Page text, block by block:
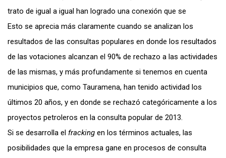
trato de igual a igual han logrado una conexión que se
Esto se aprecia más claramente cuando se analizan los
resultados de las consultas populares en donde los resultados
de las votaciones alcanzan el 90% de rechazo a las actividades
de las mismas, y más profundamente si tenemos en cuenta
municipios que, como Tauramena, han tenido actividad los
últimos 20 años, y en donde se rechazó categóricamente a los
proyectos petroleros en la consulta popular de 2013.
Si se desarrolla el fracking en los términos actuales, las
posibilidades que la empresa gane en procesos de consulta